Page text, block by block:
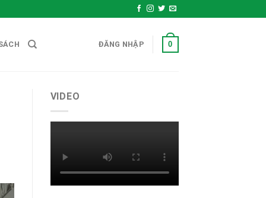
ĐĂNG NHẬP 0
VIDEO